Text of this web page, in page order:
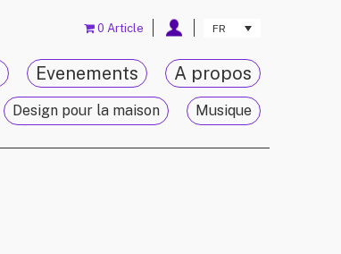
FR
0 Article
A propos
Evenements
Design pour la maison Musique